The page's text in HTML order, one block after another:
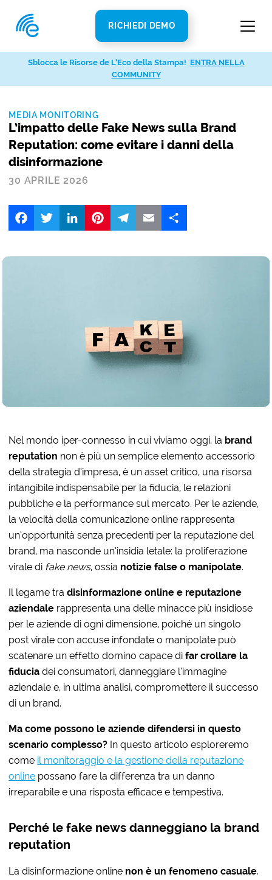
RICHIEDI DEMO
MEDIA MONITORING
L’impatto delle Fake News sulla Brand
Reputation: come evitare i danni della
disinformazione
30 APRILE 2026
FacebookTwitter LinkedIn
Nel mondo iper-connesso in cui viviamo oggi, la brand
reputation non è più un semplice elemento accessorio
della strategia d’impresa, è un asset critico, una risorsa
intangibile indispensabile per la fiducia, le relazioni
pubbliche e la performance sul mercato. Per le aziende,
la velocità della comunicazione online rappresenta
un’opportunità senza precedenti per la reputazione del
brand, ma nasconde un’insidia letale: la proliferazione
virale di fake news, ossia notizie false o manipolate.
Il legame tradisinformazione online e reputazione
aziendale rappresenta una delle minacce più insidiose
per le aziende di ogni dimensione, poiché un singolo
post virale con accuse infondate o manipolate può
scatenare un effetto domino capace di far crollare la
fiducia dei consumatori, danneggiare l’immagine
aziendale e, in ultima analisi, compromettere il successo
di un brand.
Ma come possono le aziende difendersi in questo
scenario complesso? In questo articolo esploreremo
come il monitoraggio e la gestione della reputazione
online possano fare la differenza tra un danno
irreparabile e una risposta efficace e tempestiva.
Perché le fake news danneggiano la brand
reputation
La disinformazione online non è un fenomeno casuale.
Sblocca le Risorse de L’Eco della Stampa! ENTRA NELLA
COMMUNITY